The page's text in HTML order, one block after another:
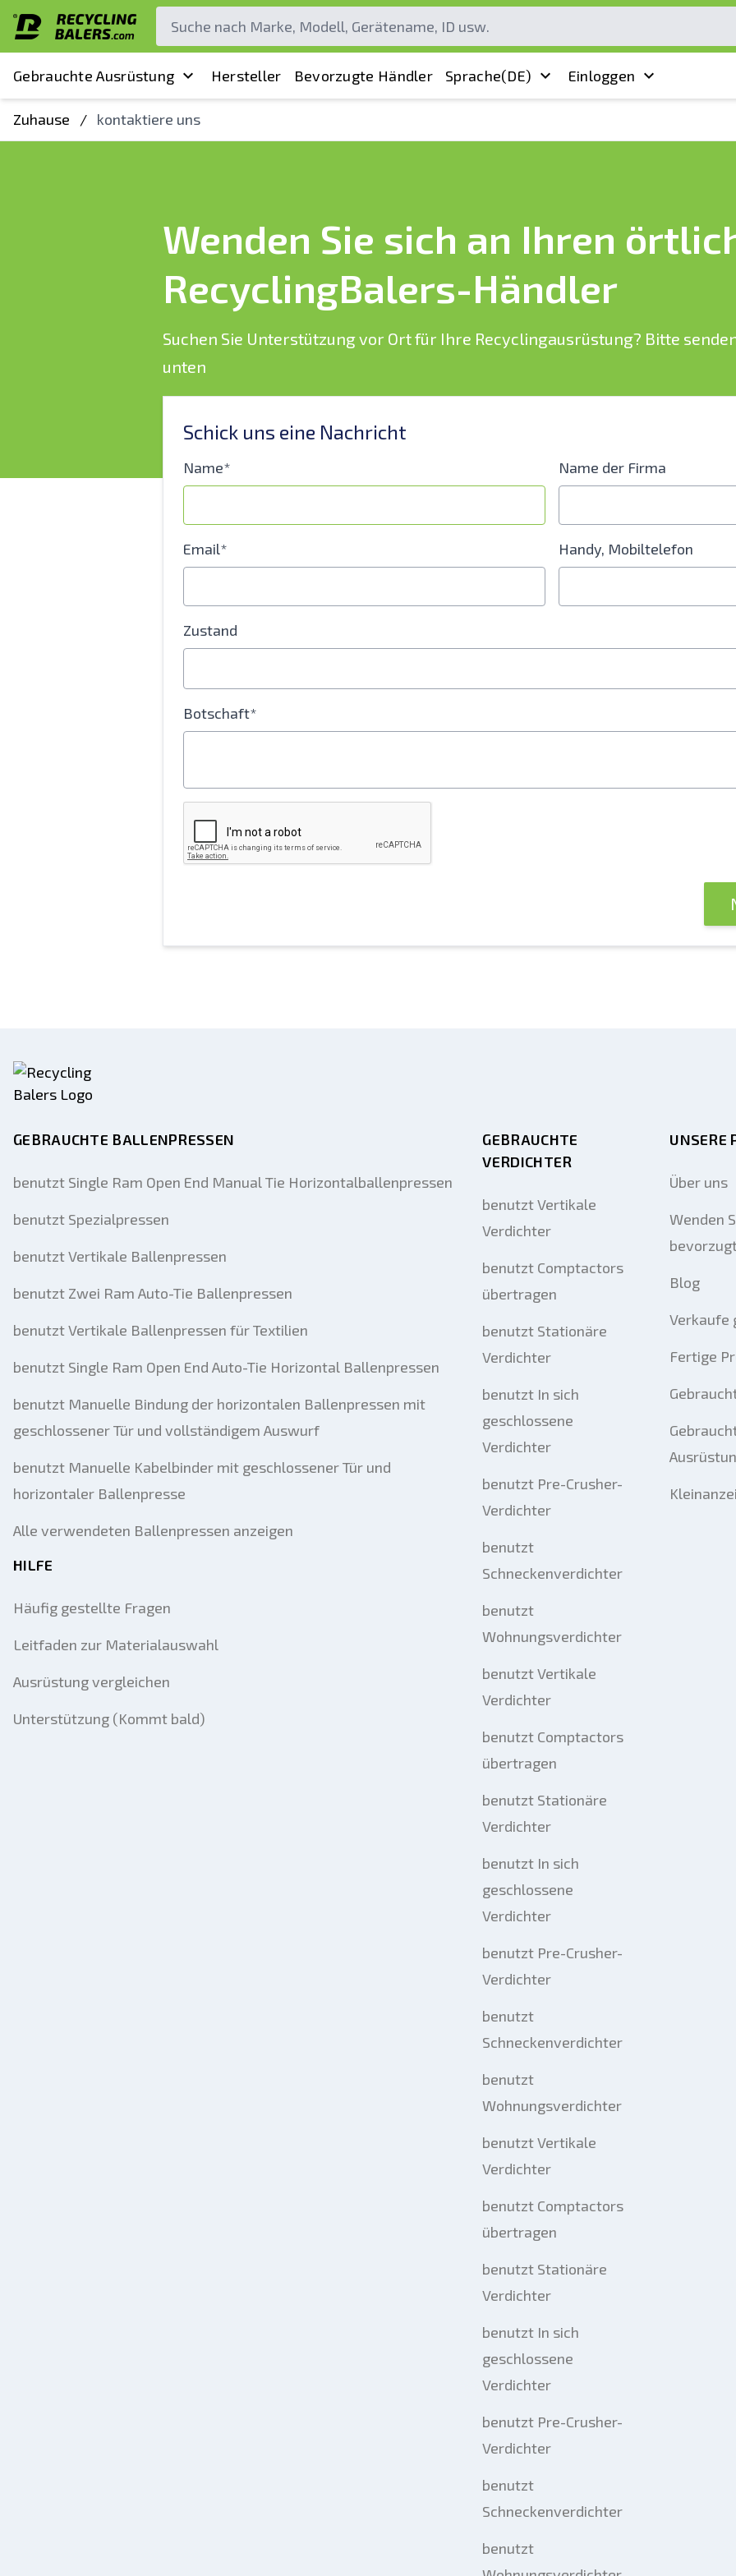
Gebrauchte Ausrüstung Hersteller Bevorzugte Händler Sprache(DE) Einloggen
Zuhause / kontaktiere uns
Wenden Sie sich an Ihren
RecyclingBalers-Händler
Suchen Sie Unterstützung vor Ort für Ihre Recyclingausrüstung? Bitte
unten
Schick uns eine Nachricht
Name* Name der Firma
Email* Handy, Mobiltelefon
Zustand
Botschaft*
GEBRAUCHTE BALLENPRESSEN
benutzt Single Ram Open End Manual Tie Horizontalballenpressen
benutzt Spezialpressen
benutzt Vertikale Ballenpressen
benutzt Zwei Ram Auto-Tie Ballenpressen
benutzt Vertikale Ballenpressen für Textilien
benutzt Single Ram Open End Auto-Tie Horizontal Ballenpressen
benutzt Manuelle Bindung der horizontalen Ballenpressen mit
geschlossener Tür und vollständigem Auswurf
benutzt Manuelle Kabelbinder mit geschlossener Tür und
horizontaler Ballenpresse
Alle verwendeten Ballenpressen anzeigen
HILFE
Häufig gestellte Fragen
Leitfaden zur Materialauswahl
Ausrüstung vergleichen
Unterstützung (Kommt bald)
GEBRAUCHTE
VERDICHTER
benutzt Vertikale
Verdichter
benutzt Comptactors
übertragen
benutzt Stationäre
Verdichter
benutzt In sich
geschlossene
Verdichter
benutzt Pre-Crusher-
Verdichter
benutzt
Schneckenverdichter
benutzt
Wohnungsverdichter
benutzt Vertikale
Verdichter
benutzt Comptactors
übertragen
benutzt Stationäre
Verdichter
benutzt In sich
geschlossene
Verdichter
benutzt Pre-Crusher-
Verdichter
benutzt
Schneckenverdichter
benutzt
Wohnungsverdichter
benutzt Vertikale
Verdichter
benutzt Comptactors
übertragen
benutzt Stationäre
Verdichter
benutzt In sich
geschlossene
Verdichter
benutzt Pre-Crusher-
Verdichter
benutzt
Schneckenverdichter
benutzt
UNSERE
Über uns
Wenden
Blog
Verkaufe
Fertige